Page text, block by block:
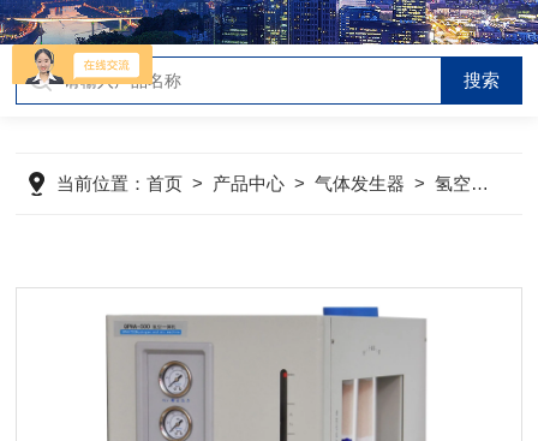
当前位置：首页 > 产品中心 >气体发生器 >氢空一体机